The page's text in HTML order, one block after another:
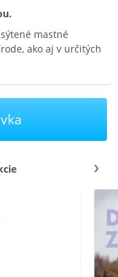
mastné
ako aj v určitých